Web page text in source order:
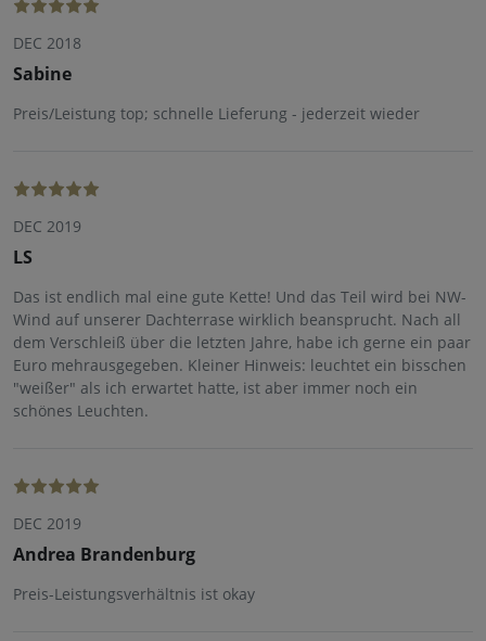
DEC 2018
Sabine
Preis/Leistung top; schnelle Lieferung - jederzeit wieder
DEC 2019
LS
Das ist endlich mal eine gute Kette! Und das Teil wird bei NW-
Wind auf unserer Dachterrase wirklich beansprucht. Nach all
dem Verschleiß über die letzten Jahre, habe ich gerne ein paar
Euro mehrausgegeben. Kleiner Hinweis: leuchtet ein bisschen
"weißer" als ich erwartet hatte, ist aber immer noch ein
schönes Leuchten.
DEC 2019
Andrea Brandenburg
Preis-Leistungsverhältnis ist okay